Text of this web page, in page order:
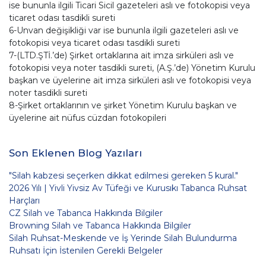
ise bununla ilgili Ticari Sicil gazeteleri aslı ve fotokopisi veya
ticaret odası tasdikli sureti
6-Unvan değişikliği var ise bununla ilgili gazeteleri aslı ve
fotokopisi veya ticaret odası tasdikli sureti
7-(LTD.ŞTİ.’de) Şirket ortaklarına ait imza sirküleri aslı ve
fotokopisi veya noter tasdikli sureti, (A.Ş.’de) Yönetim Kurulu
başkan ve üyelerine ait imza sirküleri aslı ve fotokopisi veya
noter tasdikli sureti
8-Şirket ortaklarının ve şirket Yönetim Kurulu başkan ve
üyelerine ait nüfus cüzdan fotokopileri
Son Eklenen Blog Yazıları
"Silah kabzesi seçerken dikkat edilmesi gereken 5 kural."
2026 Yılı | Yivli Yivsiz Av Tüfeği ve Kurusıkı Tabanca Ruhsat
Harçları
CZ Silah ve Tabanca Hakkında Bilgiler
Browning Silah ve Tabanca Hakkında Bilgiler
Silah Ruhsat-Meskende ve İş Yerinde Silah Bulundurma
Ruhsatı İçin İstenilen Gerekli Belgeler